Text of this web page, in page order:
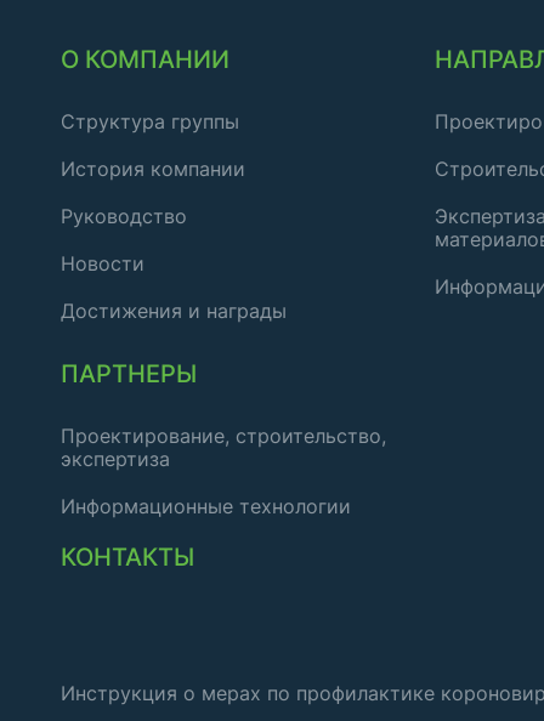
О КОМПАНИИ
Структура группы
История компании
Руководство
Новости
Достижения и награды
ПАРТНЕРЫ
Проектирование, строительство,
экспертиза
Информационные технологии
КОНТАКТЫ
Инструкция о мерах по профилактике